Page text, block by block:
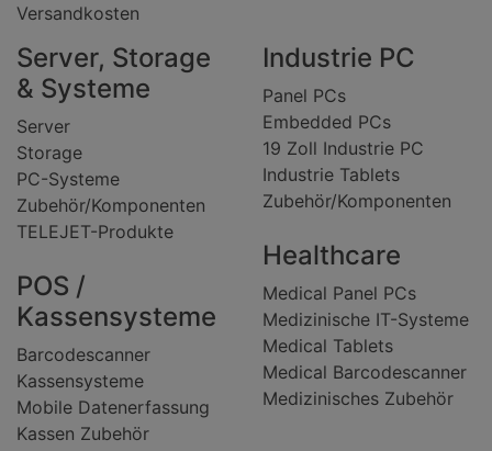
Versandkosten
Server, Storage
& Systeme
Server
Storage
PC-Systeme
Zubehör/Komponenten
TELEJET-Produkte
POS /
Kassensysteme
Barcodescanner
Kassensysteme
Mobile Datenerfassung
Kassen Zubehör
Industrie PC
Panel PCs
Embedded PCs
19 Zoll Industrie PC
Industrie Tablets
Zubehör/Komponenten
Healthcare
Medical Panel PCs
Medizinische IT-Systeme
Medical Tablets
Medical Barcodescanner
Medizinisches Zubehör